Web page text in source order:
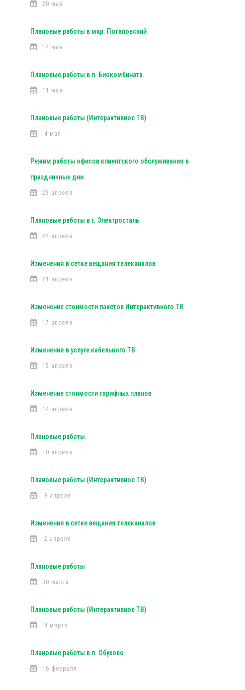
20 мая
Плановые работы в мкр. Потаповский
14 мая
Плановые работы в п. Биокомбината
11 мая
Плановые работы (Интерактивное ТВ)
4 мая
Режим работы офисов клиентского обслуживания в
праздничные дни
25 апреля
Плановые работы в г. Электросталь
24 апреля
Изменения в сетке вещания телеканалов
21 апреля
Изменение стоимости пакетов Интерактивного ТВ
17 апреля
Изменения в услуге кабельного ТВ
15 апреля
Изменение стоимости тарифных планов
14 апреля
Плановые работы
10 апреля
Плановые работы (Интерактивное ТВ)
8 апреля
Изменения в сетке вещания телеканалов
2 апреля
Плановые работы
30 марта
Плановые работы (Интерактивное ТВ)
4 марта
Плановые работы в п. Обухово
16 февраля